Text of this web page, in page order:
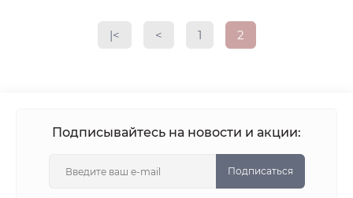
|< < 1 2
Подписывайтесь на новости и акции:
Подписаться